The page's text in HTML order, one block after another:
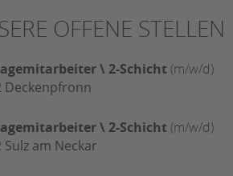
OFFENE STELLEN
\ 2-Schicht(m/w/d)
Deckenpfronn
\ 2-Schicht (m/w/d)
Sulz am Neckar